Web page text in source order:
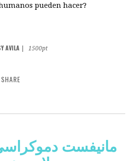
pueden hacer?
AVILA
1500pt
SHARE
مانیفست